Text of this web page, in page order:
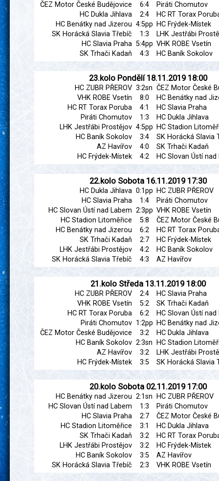
ČEZ Motor České Budějovice
6:4
Piráti Chomutov
HC Dukla Jihlava
2:4
HC RT Torax
HC Benátky nad Jizerou 4:5pp HC Frýdek-Místek
SK Horácká Slavia Třebíč
1:3
LHK Jestřábi
HC Slavia Praha 5:4pp VHK ROBE Vsetín
SK Trhači Kadaň
4:3 HC Baník Sokolov
23.kolo Pondělí 18.11.2019 18:00
HC ZUBR PŘEROV 3:2sn ČEZ Motor České
VHK ROBE Vsetín
8:0
HC Benátky nad
HC RT Torax Poruba
4:1
HC Slavia Praha
Piráti Chomutov
1:3
HC Dukla Jihlava
LHK Jestřábi Prostějov 4:5pp HC Stadion
HC Baník Sokolov
3:4
SK Horácká Slavia
AZ Havířov
4:0
SK Trhači Kadaň
HC Frýdek-Místek
4:2 HC Slovan Ústí nad
22.kolo Sobota 16.11.2019 17:30
HC Dukla Jihlava 0:1pp HC ZUBR PŘEROV
HC Slavia Praha
1:4
Piráti Chomutov
HC Slovan Ústí nad Labem 2:3pp VHK ROBE Vsetín
HC Stadion Litoměřice
5:8
ČEZ Motor České
HC Benátky nad Jizerou
6:2
HC RT Torax
SK Trhači Kadaň
2:7
HC Frýdek-Místek
LHK Jestřábi Prostějov
4:2
HC Baník Sokolov
SK Horácká Slavia Třebíč
4:3 AZ Havířov
21.kolo Středa 13.11.2019 18:00
HC ZUBR PŘEROV 2:4
HC Slavia Praha
VHK ROBE Vsetín
5:2
SK Trhači Kadaň
HC RT Torax Poruba
6:2
HC Slovan Ústí nad
Piráti Chomutov 1:2pp HC Benátky nad
ČEZ Motor České Budějovice
3:2
HC Dukla Jihlava
HC Baník Sokolov 2:3sn
HC Stadion
AZ Havířov
3:2
LHK Jestřábi
HC Frýdek-Místek
3:5 SK Horácká Slavia
20.kolo Sobota 02.11.2019 17:00
HC Benátky nad Jizerou 2:1sn
HC ZUBR PŘEROV
HC Slovan Ústí nad Labem
1:3
Piráti Chomutov
HC Slavia Praha
2:7
ČEZ Motor České
HC Stadion Litoměřice
3:1
HC Dukla Jihlava
SK Trhači Kadaň
3:2
HC RT Torax
LHK Jestřábi Prostějov
3:2
HC Frýdek-Místek
HC Baník Sokolov
3:5
AZ Havířov
SK Horácká Slavia Třebíč
2:3 VHK ROBE Vsetín